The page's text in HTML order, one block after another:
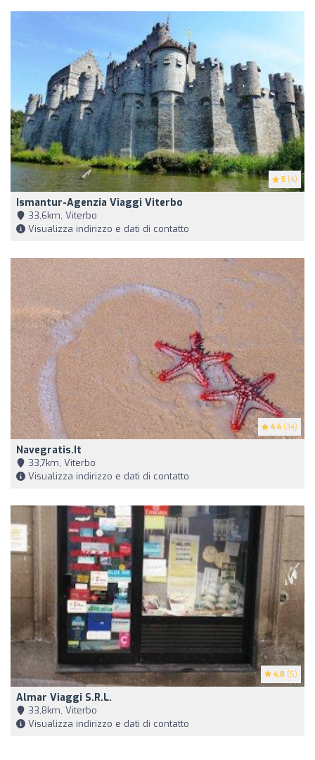
5 (4)
Ismantur-Agenzia Viaggi Viterbo
33,6km, Viterbo
Visualizza indirizzo e dati di contatto
4.4 (34)
Navegratis.it
33,7km, Viterbo
Visualizza indirizzo e dati di contatto
4.8 (5)
Almar Viaggi S.R.L.
33,8km, Viterbo
Visualizza indirizzo e dati di contatto